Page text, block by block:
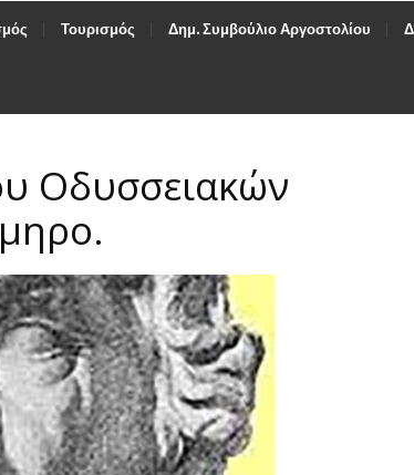
Τουρισμός Δημ. Συμβούλιο Αργοστολίου
Οδυσσειακών